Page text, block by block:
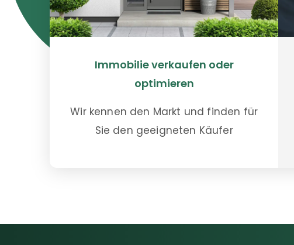
Immobilie verkaufen oder
optimieren
Wir kennen den Markt und finden für
Sie den geeigneten Käufer